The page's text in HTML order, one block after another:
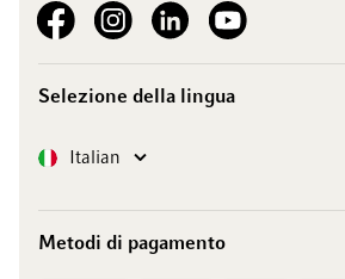
See our FacebookSee our Instagram account
See our LinkedInSee our YouTube channel
Selezione della lingua
Lingua Italian
Metodi di pagamento